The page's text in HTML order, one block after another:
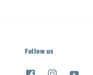
Follow us